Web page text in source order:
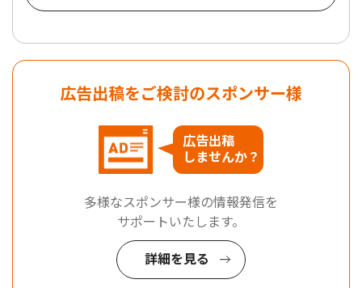
広告出稿をご検討のスポンサー様
広告出稿
しませんか？
多様なスポンサー様の情報発信を
サポートいたします。
詳細を見る